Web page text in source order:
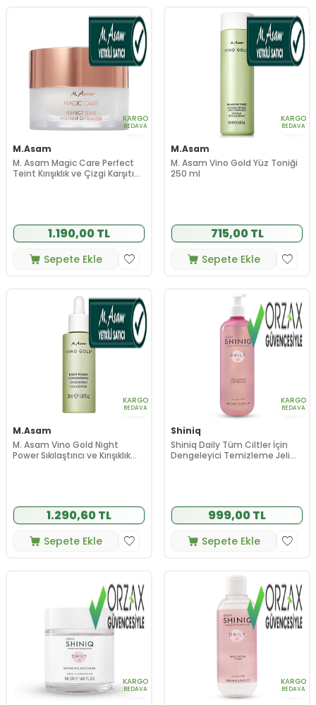
KARGO
BEDAVA
M.Asam
M. Asam Magic Care Perfect
Teint Kırışıklık ve Çizgi Karşıtı
1.190,00 TL
Sepete Ekle
KARGO
BEDAVA
M.Asam
M. Asam Vino Gold Yüz Toniği
250 ml
715,00 TL
Sepete Ekle
KARGO
BEDAVA
M.Asam
M. Asam Vino Gold Night
Power Sıkılaştırıcı ve Kırışıklık
1.290,60 TL
Sepete Ekle
KARGO
BEDAVA
Shiniq
Shiniq Daily Tüm Ciltler İçin
Dengeleyici Temizleme Jeli
999,00 TL
Sepete Ekle
KARGO
BEDAVA
KARGO
BEDAVA